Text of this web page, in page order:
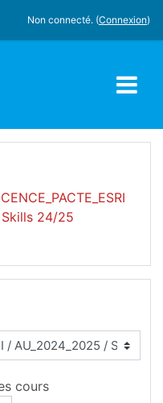
Non connecté. (Connexion)
24/25
cours